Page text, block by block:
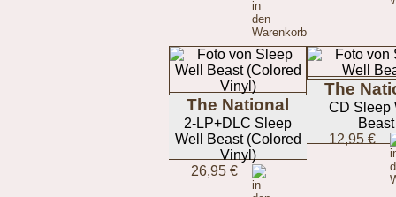
The National
2-LP+DLC Sleep
Well Beast (Colored
Vinyl)
26,95 €
The
CD Sleep
Beast
12,95 €